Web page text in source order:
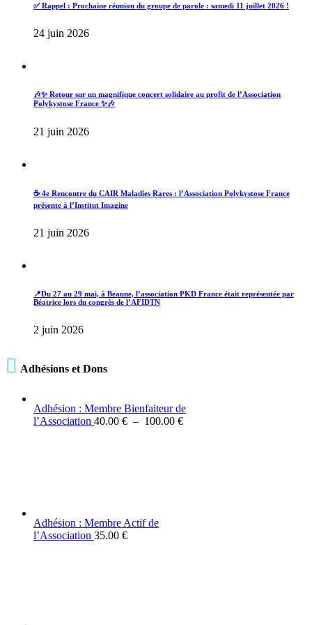
✅ Rappel : Prochaine réunion du groupe de parole : samedi 11 juillet 2026 !
24 juin 2026
🎶✨ Retour sur un magnifique concert solidaire au profit de l’Association
Polykystose France ✨🎶
21 juin 2026
☕ 4e Rencontre du CAIR Maladies Rares : l’Association Polykystose France
présente à l’Institut Imagine
21 juin 2026
📍Du 27 au 29 mai, à Beaune, l’association PKD France était représentée par
Béatrice lors du congrès de l’AFIDTN
2 juin 2026
 Adhésions et Dons
Adhésion : Membre Bienfaiteur de
l’Association 40.00 € – 100.00 €Plage
Adhésion : Membre Actif de
l’Association 35.00 €